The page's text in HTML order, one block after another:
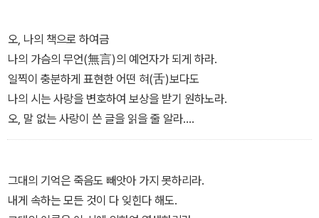
오, 나의 책으로 하여금
나의 가슴의 무언(無言)의 예언자가 되게 하라.
일찍이 충분하게 표현한 어떤 혀(舌)보다도
나의 시는 사랑을 변호하여 보상을 받기 원하노라.
오, 말 없는 사랑이 쓴 글을 읽을 줄 알라.
눈으로 듣는 것은 세련된 사랑의 기술이라.
그대의 기억은 죽음도 빼앗아 가지 못하리라.
내게 속하는 모든 것이 다 잊힌다 해도.